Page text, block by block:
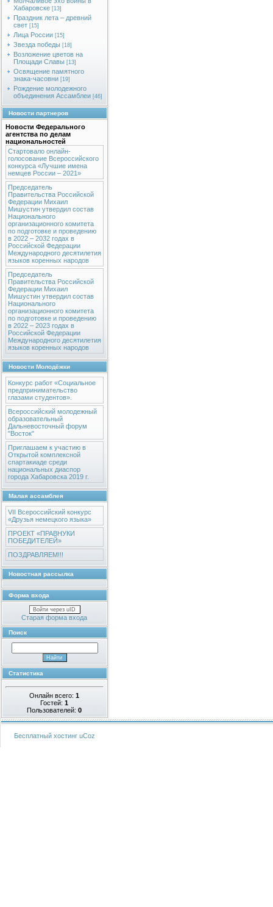
Хабаровске [13]
Праздник лета – древний
свет [15]
Лица России [15]
Звезда победы [18]
Возложение цветов на
Площади Славы [13]
Освящение памятного
знака-часовни [19]
Рождение молодежного
объединения Ассамблеи [46]
Новости партнеров
Новости Федерального
агентства по делам
национальностей
Стартовало онлайн-
голосование Всероссийского
конкурса «Лучшие имена
немцев России – 2021»
Председатель
Правительства Российской
Федерации Михаил
Мишустин утвердил состав
Национального
организационного комитета
по подготовке и проведению
в 2022 – 2032 годах в
Российской Федерации
Международного десятилетия
языков коренных народов
Председатель
Правительства Российской
Федерации Михаил
Мишустин утвердил состав
Национального
организационного комитета
по подготовке и проведению
в 2022 – 2023 годах в
Российской Федерации
Международного десятилетия
языков коренных народов
Новости Молодёжки
Конкурс работ «Социальное
предпринимательство
глазами студентов».
Всероссийский молодежный
образовательный
Дальневосточный форум
"Восток"
Приглашаем к участию в
Открытой комплексной
спартакиаде среди
национальных диаспор
города Хабаровска 2019 г.
Малая ассамблея
VII Всероссийский конкурс
«Друзья немецкого языка»
ПРОЕКТ «ПРАВНУКИ
ПОБЕДИТЕЛЕЙ»
ПОЗДРАВЛЯЕМ!!!
Новостная рассылка
Форма входа
Войти через uID
Старая форма входа
Поиск
Статистика
Онлайн всего:1
Гостей:1
Пользователей:0
Бесплатный хостинг uCoz